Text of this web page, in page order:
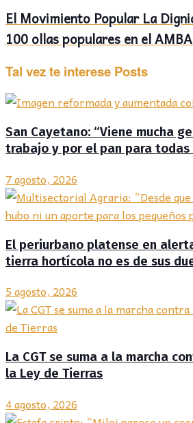
El Movimiento Popular La
100 ollas populares en el
Tal vez te interese Posts
San Cayetano: “Viene mucha
trabajo y por el pan para todas
7 agosto, 2026
El periurbano platense en
tierra hortícola no es de sus
5 agosto, 2026
La CGT se suma a la marcha
la Ley de Tierras
4 agosto, 2026